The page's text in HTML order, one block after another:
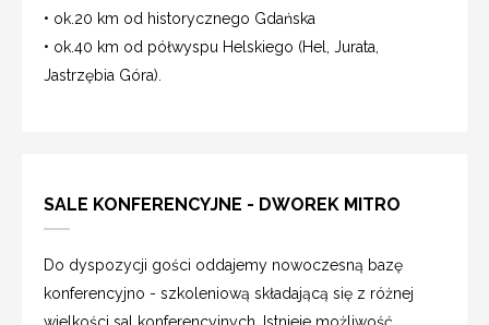
• ok.20 km od historycznego Gdańska
• ok.40 km od półwyspu Helskiego (Hel, Jurata,
Jastrzębia Góra).
SALE KONFERENCYJNE - DWOREK MITRO
Do dyspozycji gości oddajemy nowoczesną bazę
konferencyjno - szkoleniową składającą się z różnej